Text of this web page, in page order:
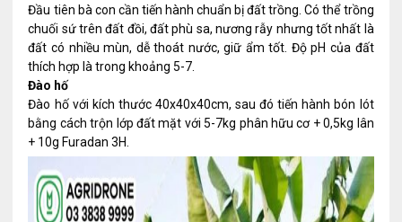
Đầu tiên bà con cần tiến hành chuẩn bị đất trồng. Có thể trồng
chuối sứ trên đất đồi, đất phù sa, nương rẫy nhưng tốt nhất là
đất có nhiều mùn, dễ thoát nước, giữ ẩm tốt. Độ pH của đất
thích hợp là trong khoảng 5-7.
Đào hố
Đào hố với kích thước 40x40x40cm, sau đó tiến hành bón lót
bằng cách trộn lớp đất mặt với 5-7kg phân hữu cơ + 0,5kg lân
+ 10g Furadan 3H.